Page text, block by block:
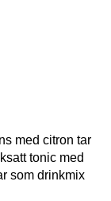
med citron tar
tonic med
som drinkmix